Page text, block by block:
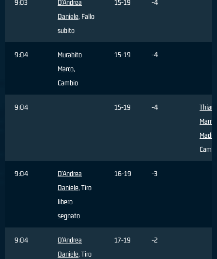
9:03
D'Andrea
Daniele, Fallo
subito
15-19 -4
9:04
Murabito
Marco,
Cambio
15-19 -4
9:04 15-19 -4
Thiam
Mame
9:04
D'Andrea
Daniele, Tiro
libero
segnato
16-19 -3
9:04
D'Andrea
Daniele, Tiro
17-19 -2